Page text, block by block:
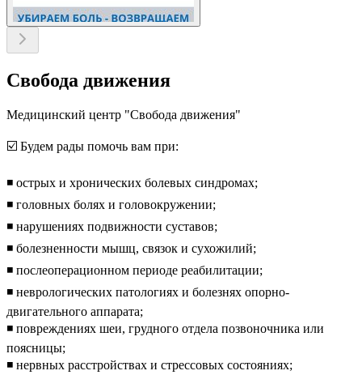
Свобода движения
Медицинский центр "Свобода движения"
☑️ Будем рады помочь вам при:
◾️ острых и хронических болевых синдромах;
◾️ головных болях и головокружении;
◾️ нарушениях подвижности суставов;
◾️ болезненности мышц, связок и сухожилий;
◾️ послеоперационном периоде реабилитации;
◾️ неврологических патологиях и болезнях опорно-
двигательного аппарата;
◾️ повреждениях шеи, грудного отдела позвоночника или
поясницы;
◾️ нервных расстройствах и стрессовых состояниях;